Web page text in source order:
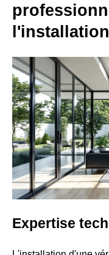
Expertise